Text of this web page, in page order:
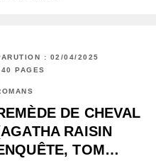
: 02/04/2025
PAGES
DE CHEVAL
RAISIN
TOM…